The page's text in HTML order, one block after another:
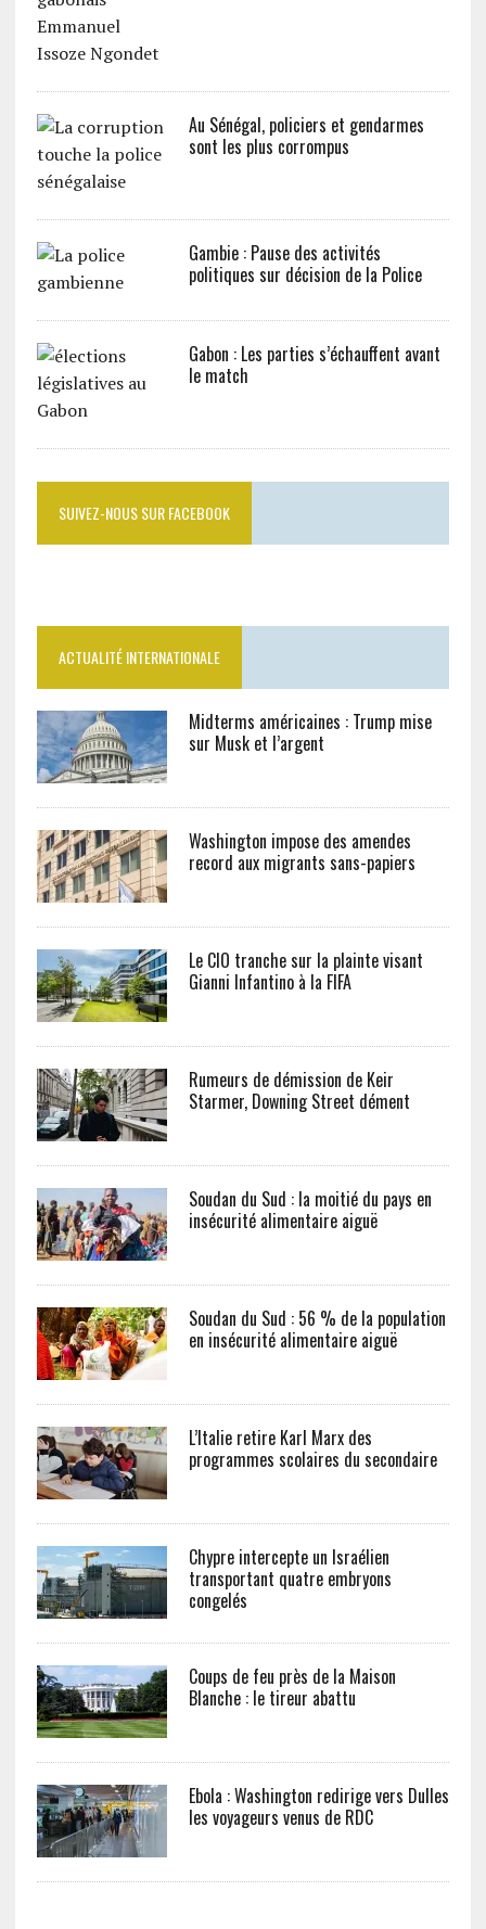
Au Sénégal, policiers et gendarmes
sont les plus corrompus
Gambie : Pause des activités
politiques sur décision de la Police
Gabon : Les parties s’échauffent avant
le match
SUIVEZ-NOUS SUR FACEBOOK
ACTUALITÉ INTERNATIONALE
Midterms américaines : Trump mise
sur Musk et l’argent
Washington impose des amendes
record aux migrants sans-papiers
Le CIO tranche sur la plainte visant
Gianni Infantino à la FIFA
Rumeurs de démission de Keir
Starmer, Downing Street dément
Soudan du Sud : la moitié du pays en
insécurité alimentaire aiguë
Soudan du Sud : 56 % de la population
en insécurité alimentaire aiguë
L’Italie retire Karl Marx des
programmes scolaires du secondaire
Chypre intercepte un Israélien
transportant quatre embryons
congelés
Coups de feu près de la Maison
Blanche : le tireur abattu
Ebola : Washington redirige vers Dulles
les voyageurs venus de RDC